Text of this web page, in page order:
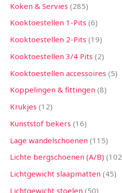
Koken & Servies 285
Kooktoestellen 1-Pits 6
Kooktoestellen 2-Pits 19
Kooktoestellen 3/4 Pits 2
Kooktoestellen accessoires 5
Koppelingen & fittingen 8
Krukjes 12
Kunststof bekers 16
Lage wandelschoenen 115
Lichte bergschoenen (A/B) 102
Lichtgewicht slaapmatten 45
Lichtgewicht stoelen 50